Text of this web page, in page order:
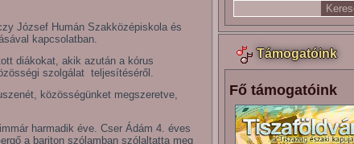
József Humán Szakközépiskola és
kapcsolatban.
diákokat, akik azután a kórus
szolgálat teljesítéséről.
közösségünket megszeretve,
harmadik éve. Cser Ádám 4. éves
a bariton szólamban szólaltatta meg
Támogatóink
Fő támogatóink